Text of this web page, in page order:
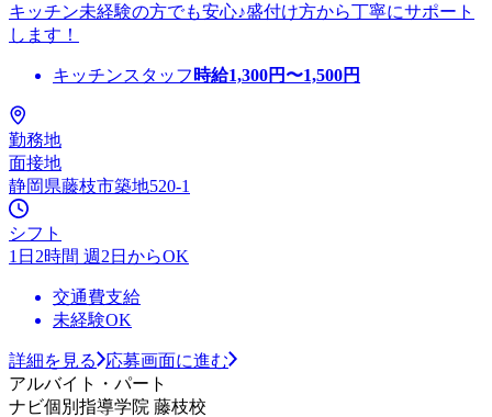
キッチン未経験の方でも安心♪盛付け方から丁寧にサポート
します！
キッチンスタッフ 時給1,300円〜1,500円
勤務地
面接地
静岡県藤枝市築地520-1
シフト
1日2時間 週2日からOK
交通費支給
未経験OK
詳細を見る
応募画面に進む
アルバイト・パート
ナビ個別指導学院 藤枝校